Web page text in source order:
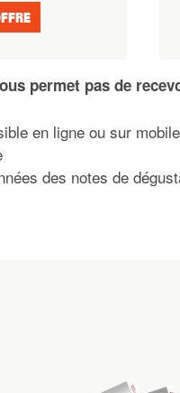
permet pas de
en ligne ou sur
des notes de